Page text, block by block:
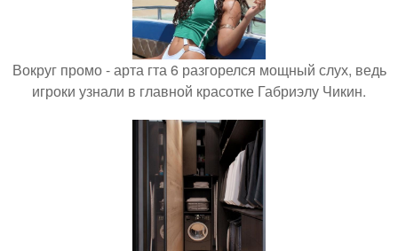
Вокруг промо - арта гта 6 разгорелся мощный слух, ведь
игроки узнали в главной красотке Габриэлу Чикин.